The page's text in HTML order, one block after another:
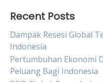
Recent Posts
Dampak Resesi Global
Indonesia
Pertumbuhan Ekonomi
Peluang Bagi Indonesia